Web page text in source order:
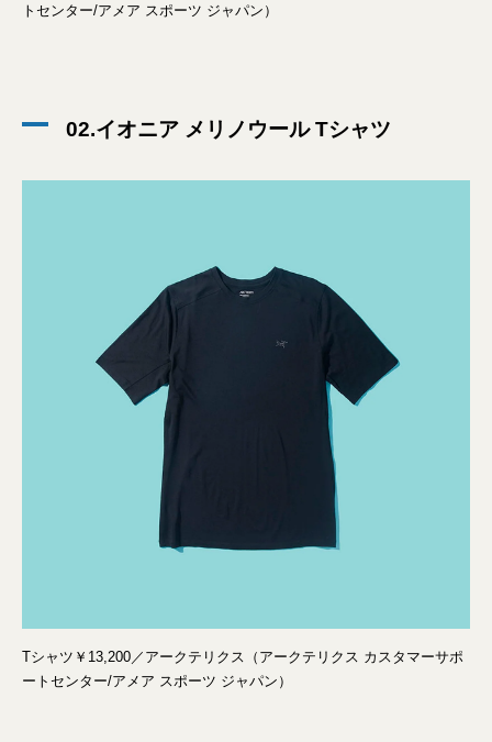
トセンター/アメア スポーツ ジャパン）
02.イオニア メリノウール Tシャツ
Tシャツ￥13,200／アークテリクス（アークテリクス カスタマーサポ
ートセンター/アメア スポーツ ジャパン）